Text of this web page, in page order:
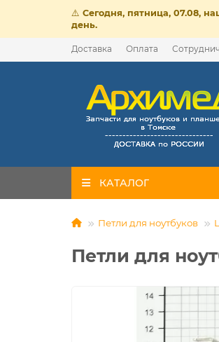
⚠️ Сегодня, пятница, 07.08,
день.
Доставка Оплата
КАТАЛОГ
Петли для ноутбуков
Петли для